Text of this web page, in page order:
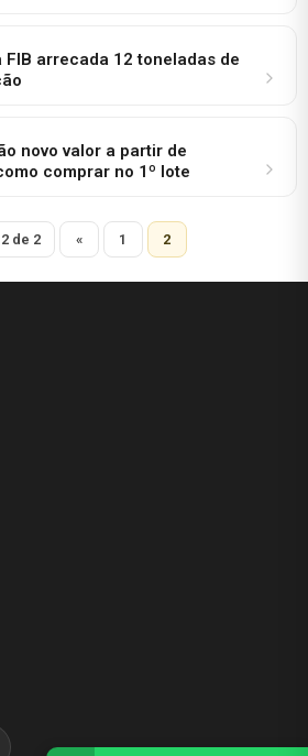
FIB arrecada 12 toneladas de
novo valor a partir de
comprar no 1º lote
de 2 « 1 2